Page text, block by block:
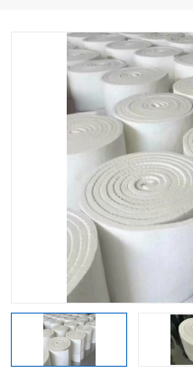
硅酸铝垫片
硅酸铝纤维毡
硅酸铝保温棉